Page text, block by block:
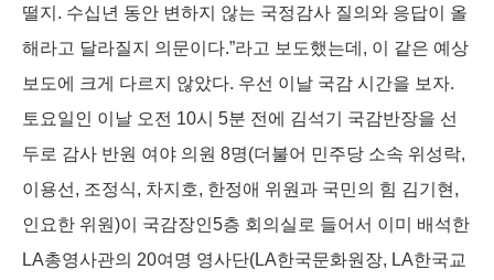
떨지. 수십년 동안 변하지 않는 국정감사 질의와 응답이 올
해라고 달라질지 의문이다.”라고 보도했는데, 이 같은 예상
보도에 크게 다르지 않았다. 우선 이날 국감 시간을 보자.
토요일인 이날 오전 10시 5분 전에 김석기 국감반장을 선
두로 감사 반원 여야 의원 8명(더불어 민주당 소속 위성락,
이용선, 조정식, 차지호, 한정애 위원과 국민의 힘 김기현,
인요한 위원)이 국감장인5층 회의실로 들어서 이미 배석한
LA총영사관의 20여명 영사단(LA한국문화원장, LA한국교